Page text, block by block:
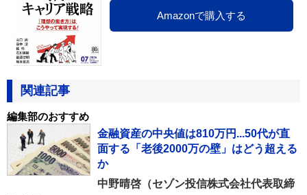
Amazonで購入する
関連記事
編集部のおすすめ
金融資産の中央値は810万円...50代が直
面する「老後2000万の壁」はどう超える
か
中野晴啓（セゾン投信株式会社代表取締